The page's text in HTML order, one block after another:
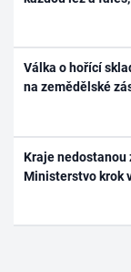
Válka o hořící
na zemědělské
Kraje nedostanou
Ministerstvo krok